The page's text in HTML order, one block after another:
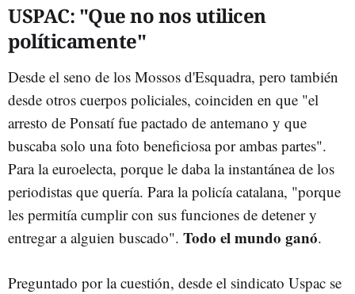
USPAC: "Que no nos utilicen
políticamente"
Desde el seno de los Mossos d'Esquadra, pero también
desde otros cuerpos policiales, coinciden en que "el
arresto de Ponsatí fue pactado de antemano y que
buscaba solo una foto beneficiosa por ambas partes".
Para la euroelecta, porque le daba la instantánea de los
periodistas que quería. Para la policía catalana, "porque
les permitía cumplir con sus funciones de detener y
entregar a alguien buscado". Todo el mundo ganó.
Preguntado por la cuestión, desde el sindicato Uspac se